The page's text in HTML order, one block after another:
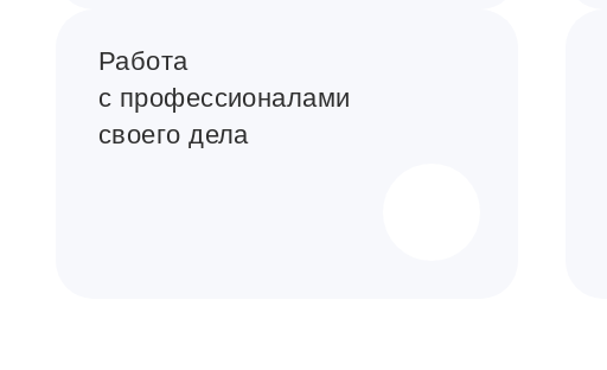
Работа
с профессионалами
своего дела